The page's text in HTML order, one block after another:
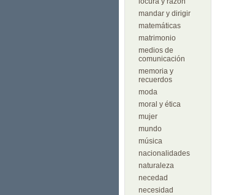
mandar y dirigir
matemáticas
matrimonio
medios de
comunicación
memoria y
recuerdos
moda
moral y ética
mujer
mundo
música
nacionalidades
naturaleza
necedad
necesidad